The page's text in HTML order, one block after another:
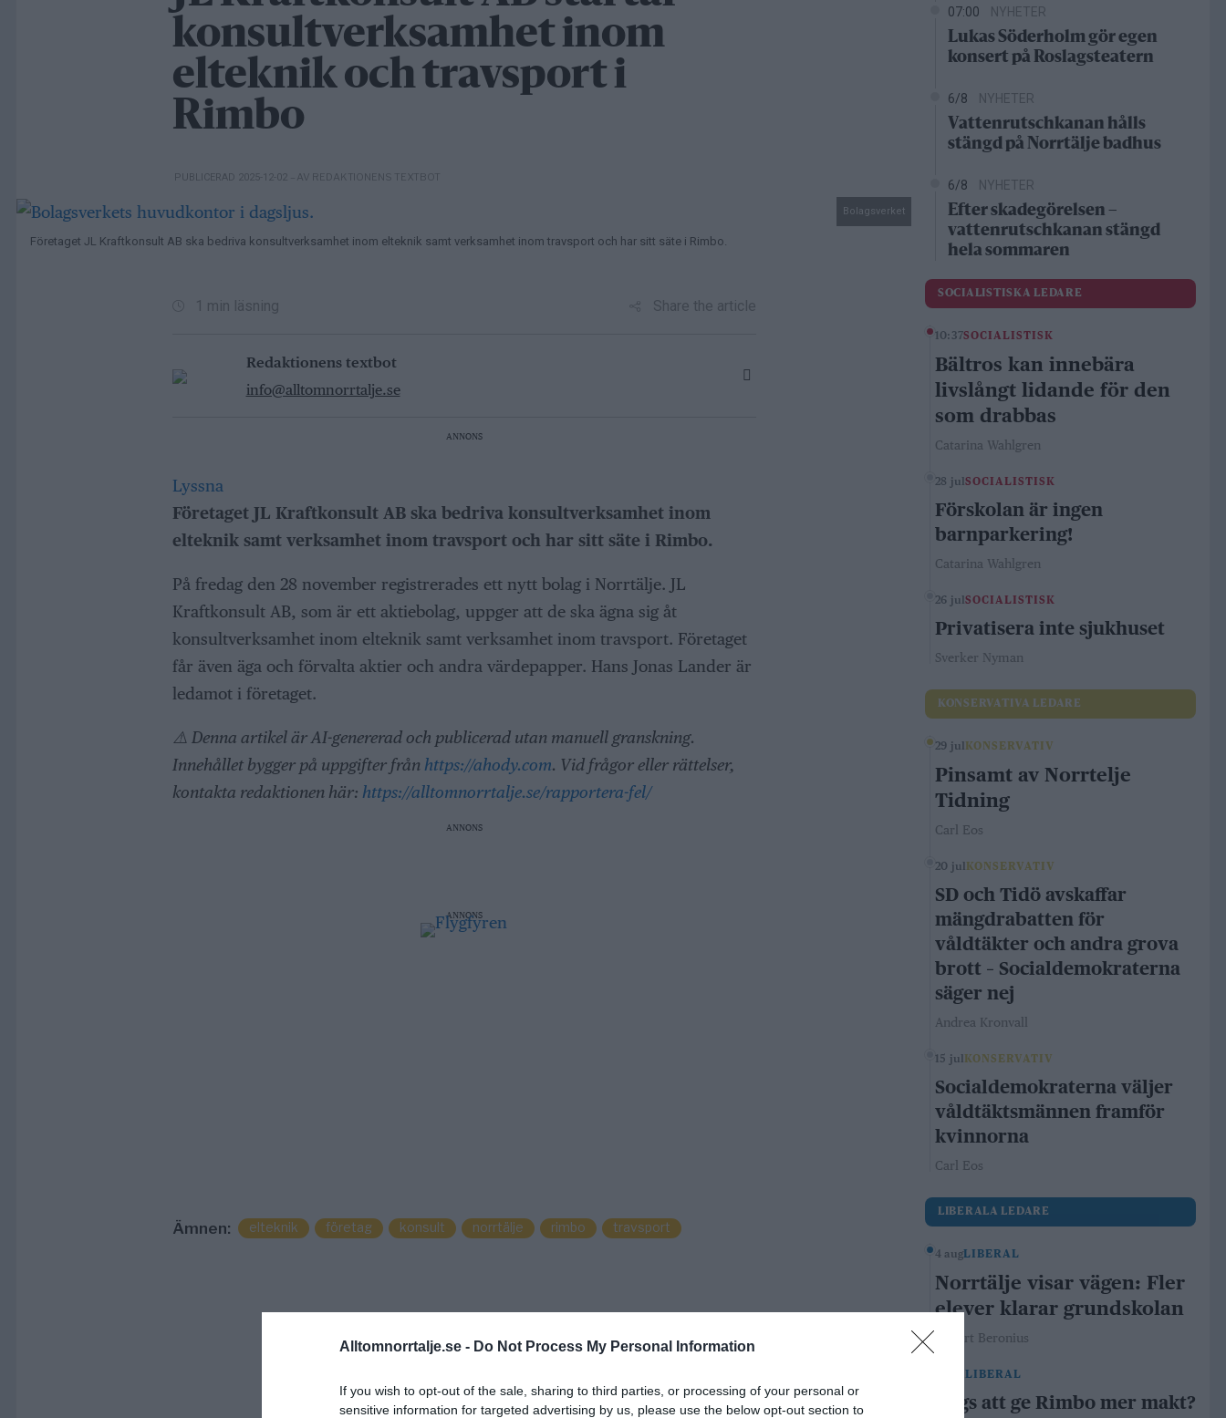
Alltomnorrtalje.se - Do Not Process My Personal Information
If you wish to opt-out of the sale, sharing to third parties, or processing of your personal or
sensitive information for targeted advertising by us, please use the below opt-out section to
konsultverksamhet inom
elteknik och travsport i
Rimbo
PUBLICERAD 2025-12-02 – AV REDAKTIONENS TEXTBOT
Bolagsverket
Företaget JL Kraftkonsult AB ska bedriva konsultverksamhet inom elteknik samt verksamhet inom travsport och har sitt säte i Rimbo.
1 min läsning Share the article
Redaktionens textbot
info@alltomnorrtalje.se
ANNONS
Lyssna
Företaget JL Kraftkonsult AB ska bedriva konsultverksamhet inom
elteknik samt verksamhet inom travsport och har sitt säte i Rimbo.
På fredag den 28 november registrerades ett nytt bolag i Norrtälje. JL
Kraftkonsult AB, som är ett aktiebolag, uppger att de ska ägna sig åt
konsultverksamhet inom elteknik samt verksamhet inom travsport. Företaget
får även äga och förvalta aktier och andra värdepapper. Hans Jonas Lander är
ledamot i företaget.
⚠️ Denna artikel är AI-genererad och publicerad utan manuell granskning.
Innehållet bygger på uppgifter från https://ahody.com. Vid frågor eller rättelser,
kontakta redaktionen här: https://alltomnorrtalje.se/rapportera-fel/
ANNONS
ANNONS
Ämnen: elteknik företag konsult norrtälje rimbo travsport
07:00 NYHETER
Lukas Söderholm gör egen
konsert på Roslagsteatern
6/8 NYHETER
Vattenrutschkanan hålls
stängd på Norrtälje badhus
6/8 NYHETER
Efter skadegörelsen –
vattenrutschkanan stängd
hela sommaren
SOCIALISTISKA LEDARE
10:37SOCIALISTISK
Bältros kan innebära
livslångt lidande för den
som drabbas
Catarina Wahlgren
28 julSOCIALISTISK
Förskolan är ingen
barnparkering!
Catarina Wahlgren
26 julSOCIALISTISK
Privatisera inte sjukhuset
Sverker Nyman
KONSERVATIVA LEDARE
29 jul KONSERVATIV
Pinsamt av Norrtelje
Tidning
Carl Eos
20 jul KONSERVATIV
SD och Tidö avskaffar
mängdrabatten för
våldtäkter och andra grova
brott – Socialdemokraterna
säger nej
Andrea Kronvall
15 jul KONSERVATIV
Socialdemokraterna väljer
våldtäktsmännen framför
kvinnorna
Carl Eos
LIBERALA LEDARE
4 augLIBERAL
Norrtälje visar vägen: Fler
elever klarar grundskolan
Robert Beronius
29 julLIBERAL
Dags att ge Rimbo mer makt?